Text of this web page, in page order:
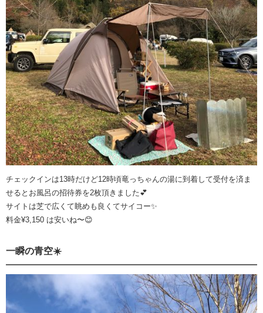
チェックインは13時だけど12時頃竜っちゃんの湯に到着して受付を済ま
せるとお風呂の招待券を2枚頂きました💕
サイトは芝で広くて眺めも良くてサイコー✨
料金¥3,150 は安いね〜😊
一瞬の青空☀️